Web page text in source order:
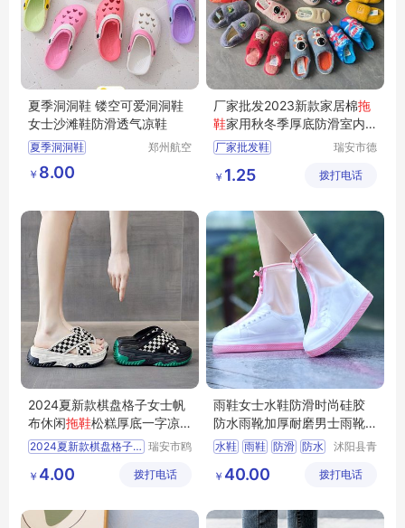
夏季洞洞鞋 镂空可爱洞洞鞋
女士沙滩鞋防滑透气凉鞋
夏季洞洞鞋
镂空可爱洞洞鞋
郑州航空
￥ 8.00
厂家批发2023新款家居棉拖
鞋家用秋冬季厚底防滑室内
保暖毛绒拖鞋
厂家批发鞋
瑞安市德
￥ 1.25 拨打电话
2024夏新款棋盘格子女士帆
布休闲拖鞋松糕厚底一字凉
拖鞋时尚外穿
2024夏新款棋盘格子女士帆布休闲拖鞋 瑞安市鸥
￥ 4.00 拨打电话
雨鞋女士水鞋防滑时尚硅胶
防水雨靴加厚耐磨男士雨靴
套儿童雨水鞋
水鞋 雨鞋 防滑 防水
沭阳县青
￥ 40.00 拨打电话